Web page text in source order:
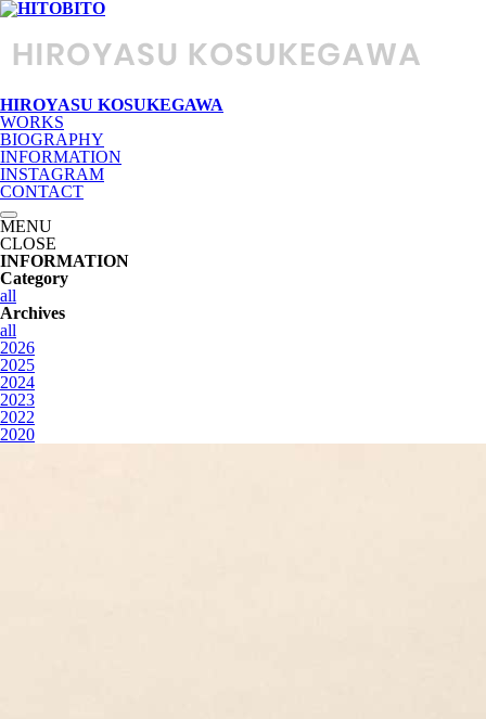
HIROYASU KOSUKEGAWA
WORKS
BIOGRAPHY
INFORMATION
INSTAGRAM
CONTACT
MENU
CLOSE
INFORMATION
Category
all
Archives
all
2026
2025
2024
2023
2022
2020